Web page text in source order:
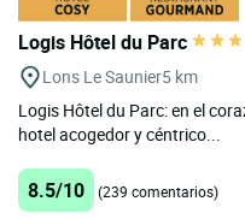
Logis Hôtel du Parc
Lons Le Saunier5 km
Logis Hôtel du Parc: en el
hotel acogedor y céntrico...
8.5/10 (239 comentarios)